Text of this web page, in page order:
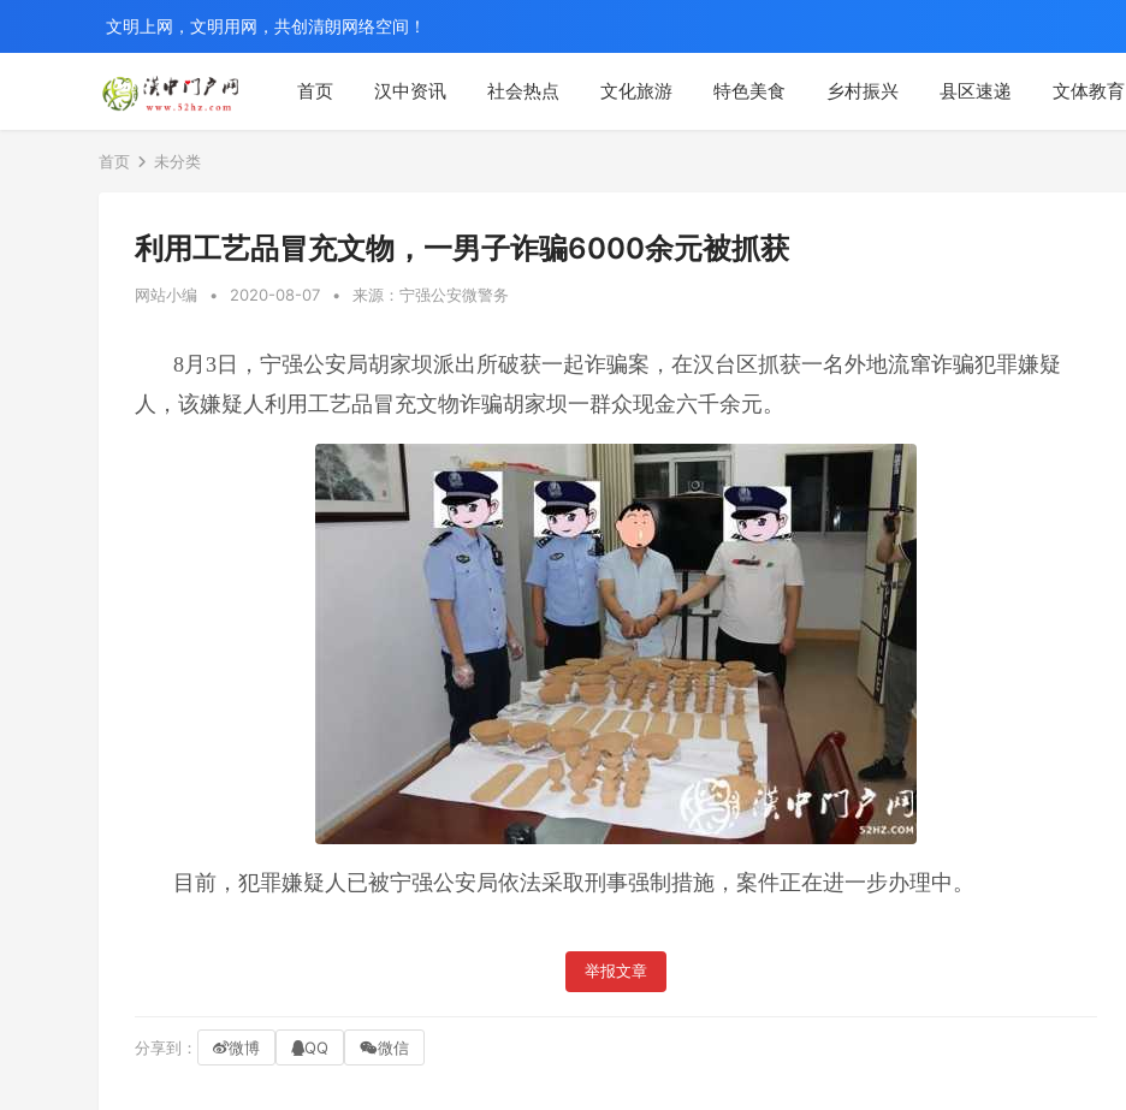
首页 汉中资讯 社会热点 文化旅游 特色美食 乡村振兴 县区速递 文体教育
文明上网，文明用网，共创清朗网络空间！
首页 未分类
利用工艺品冒充文物，一男子诈骗6000余元被抓获
网站小编 • 2020-08-07 • 来源：宁强公安微警务
8月3日，宁强公安局胡家坝派出所破获一起诈骗案，在汉台区抓获一名外地流窜诈骗犯罪嫌疑
人，该嫌疑人利用工艺品冒充文物诈骗胡家坝一群众现金六千余元。
目前，犯罪嫌疑人已被宁强公安局依法采取刑事强制措施，案件正在进一步办理中。
举报文章
分享到： 微博 QQ 微信